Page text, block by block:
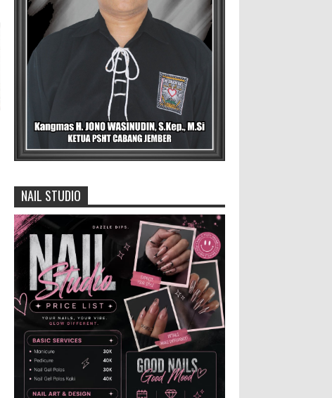
‎BLORA – Wakil Bupati Blora Hj.
Sri Setyorini menghadiri Rapat Anggota
Tahunan (RAT) Kelompok Tani Hutan (KTH)
Masjid Baitur Mulyo yang dig...
Pemilik Lahan Safi'i Dilaporkan
Pencurian dan Pengrusakan
Didampingi Kuasa Hukum Safi'i
Datangi Polres Jember
MEMOPOS.vo.id, Jember - Safi'i (76) warga
Anggota Karang Taruna Urunan
Demi Nobar Indonesia Lawan
Vietnam
Pertandingan sepakbola antara
Tim Indonesia dan Vietnam tidak dilewatkan
begitu saha oleh penggemar bola, termasuk
karang taruna bahkan mere...
Menko Zulhas Wajibkan Program
Makan Bergizi Gratis Menyerap
Bahan Pangan dari Desa
NAIL STUDIO